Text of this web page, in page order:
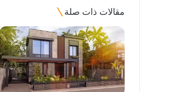
مقالات ذات صلة